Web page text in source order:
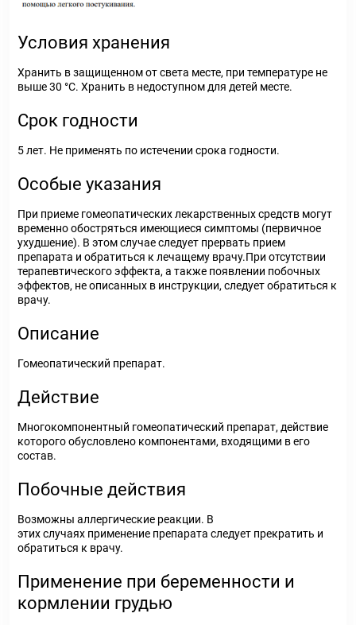
Условия хранения
Хранить в защищенном от света месте, при температуре не
выше 30 °С. Хранить в недоступном для детей месте.
Срок годности
5 лет. Не применять по истечении срока годности.
Особые указания
При приеме гомеопатических лекарственных средств могут
временно обостряться имеющиеся симптомы (первичное
ухудшение). В этом случае следует прервать прием
препарата и обратиться к лечащему врачу.При отсутствии
терапевтического эффекта, а также появлении побочных
эффектов, не описанных в инструкции, следует обратиться к
врачу.
Описание
Гомеопатический препарат.
Действие
Многокомпонентный гомеопатический препарат, действие
которого обусловлено компонентами, входящими в его
состав.
Побочные действия
Возможны аллергические реакции. В
этих случаях применение препарата следует прекратить и
обратиться к врачу.
Применение при беременности и
кормлении грудью